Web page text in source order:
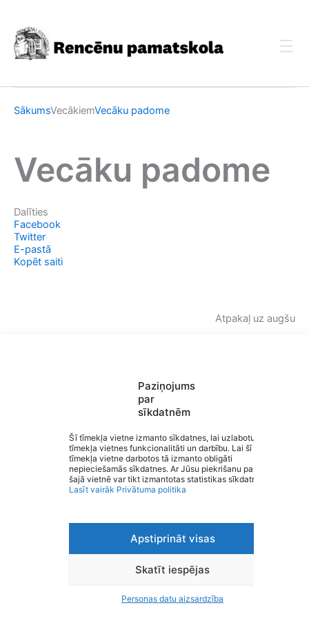
Paziņojums
par
sīkdatnēm
Šī tīmekļa vietne izmanto sīkdatnes, lai uzlabotu
tīmekļa vietnes funkcionalitāti un darbību. Lai šī
tīmekļa vietne darbotos tā izmanto obligāti
nepieciešamās sīkdatnes. Ar Jūsu piekrišanu papildus
šajā vietnē var tikt izmantotas statistikas sīkdatnes.
Lasīt vairāk Privātuma politika
Apstiprināt visas
Skatīt iespējas
Personas datu aizsardzība
content
SākumsVecākiemVecāku padome
Vecāku padome
Dalīties
Facebook
Twitter
E-pastā
Kopēt saiti
Atpakaļ uz augšu
Rencēnu pamatskola
Izvēlne
Ātrās saites
Sociālie tīkli
Privātuma politika
Personas datu aizsardzība